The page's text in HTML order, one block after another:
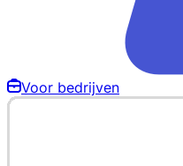
Voor bedrijven